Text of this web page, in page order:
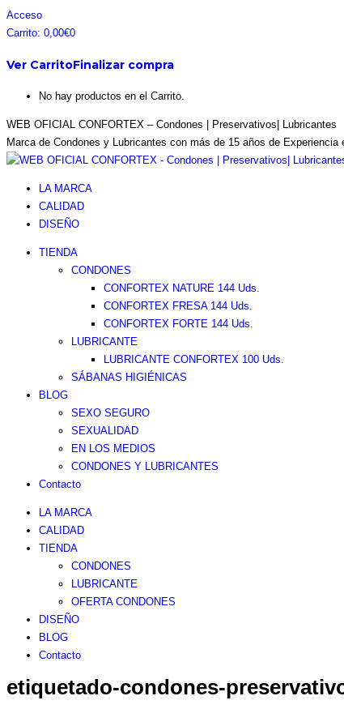
Saltar
al
Facebook
page
in
Instagram
page
in
Pinterest
page
in
Twitter
page
in
Acceso
Carrito: 0,00€0
Ver CarritoFinalizar compra
No hay productos en el Carrito.
WEB OFICIAL CONFORTEX – Condones | Preservativos| Lubricantes
Marca de Condones y Lubricantes con más de 15 años de Experiencia
LA MARCA
CALIDAD
DISEÑO
TIENDA
CONDONES
CONFORTEX NATURE 144 Uds.
CONFORTEX FRESA 144 Uds.
CONFORTEX FORTE 144 Uds.
LUBRICANTE
LUBRICANTE CONFORTEX 100 Uds.
SÁBANAS HIGIÉNICAS
BLOG
SEXO SEGURO
SEXUALIDAD
EN LOS MEDIOS
CONDONES Y LUBRICANTES
Contacto
LA MARCA
CALIDAD
TIENDA
CONDONES
LUBRICANTE
OFERTA CONDONES
DISEÑO
BLOG
Contacto
etiquetado-condones-